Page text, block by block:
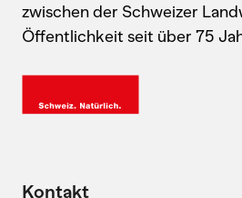
zwischen der Schweizer
Öffentlichkeit seit über 75
Kontakt